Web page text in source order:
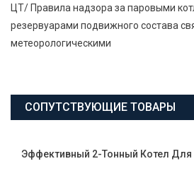
ЦТ/ Правила надзора за паровыми
резервуарами подвижного состава
метеорологическими
СОПУТСТВУЮЩИЕ ТОВАРЫ
Эффективный 2-Тонный Котел